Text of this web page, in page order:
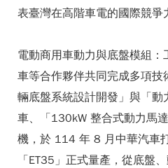
表臺灣在高階車電的國際競爭
電動商用車動力與底盤模組
車等合作夥伴共同完成多項
輛底盤系統設計開發」與「
車、「130kW 整合式動力馬
機，於 114 年 8 月中華汽車
「ET35」正式量產，從底盤